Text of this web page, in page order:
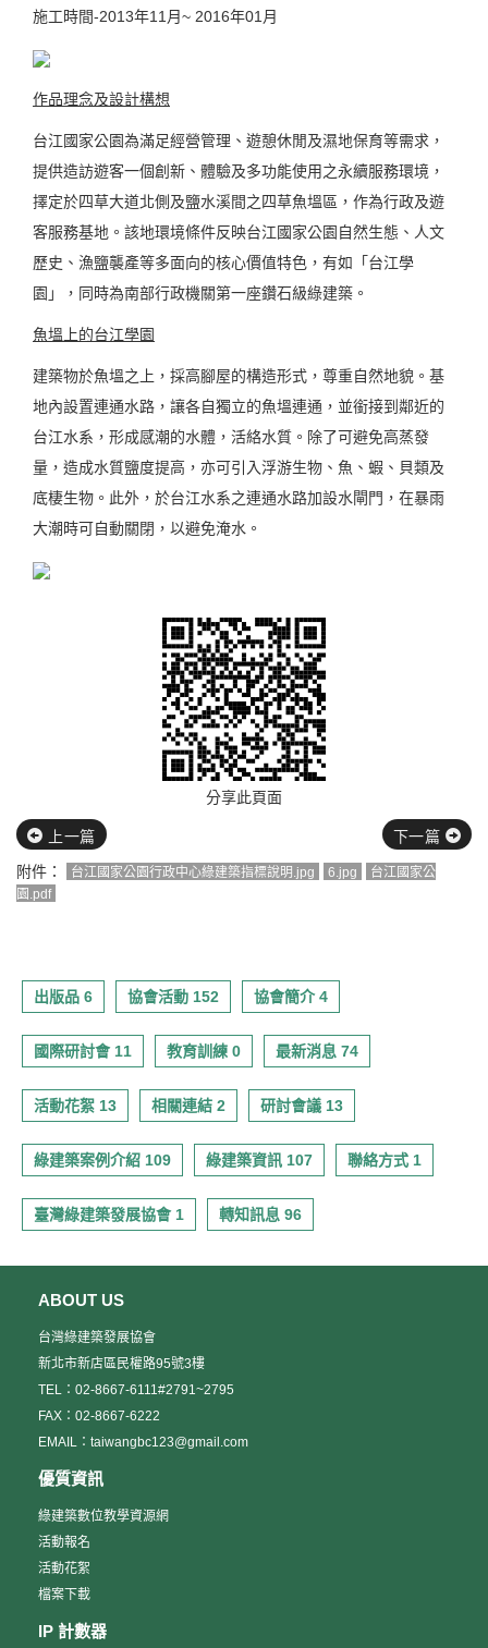
施工時間-2013年11月~ 2016年01月
作品理念及設計構想
台江國家公園為滿足經營管理、遊憩休閒及濕地保育等需求，
提供造訪遊客一個創新、體驗及多功能使用之永續服務環境，
擇定於四草大道北側及鹽水溪間之四草魚塭區，作為行政及遊
客服務基地。該地環境條件反映台江國家公園自然生態、人文
歷史、漁鹽襲產等多面向的核心價值特色，有如「台江學
園」，同時為南部行政機關第一座鑽石級綠建築。
魚塭上的台江學園
建築物於魚塭之上，採高腳屋的構造形式，尊重自然地貌。基
地內設置連通水路，讓各自獨立的魚塭連通，並銜接到鄰近的
台江水系，形成感潮的水體，活絡水質。除了可避免高蒸發
量，造成水質鹽度提高，亦可引入浮游生物、魚、蝦、貝類及
底棲生物。此外，於台江水系之連通水路加設水閘門，在暴雨
大潮時可自動關閉，以避免淹水。
分享此頁面
上一篇
下一篇
附件：
台江國家公園行政中心綠建築指標說明.jpg 6.jpg
台江國家公
園.pdf
出版品 6 協會活動 152 協會簡介 4
國際研討會 11 教育訓練 0 最新消息 74
活動花絮 13 相關連結 2 研討會議 13
綠建築案例介紹 109 綠建築資訊 107 聯絡方式 1
臺灣綠建築發展協會 1 轉知訊息 96
ABOUT US
台灣綠建築發展協會
新北市新店區民權路95號3樓
TEL：02-8667-6111#2791~2795
FAX：02-8667-6222
EMAIL：taiwangbc123@gmail.com
優質資訊
綠建築數位教學資源網
活動報名
活動花絮
檔案下載
IP 計數器